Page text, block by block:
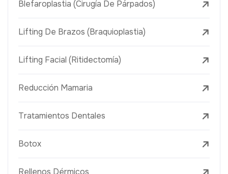
Blefaroplastia (Cirugía De Párpados)
Lifting De Brazos (Braquioplastia)
Lifting Facial (Ritidectomía)
Reducción Mamaria
Tratamientos Dentales
Botox